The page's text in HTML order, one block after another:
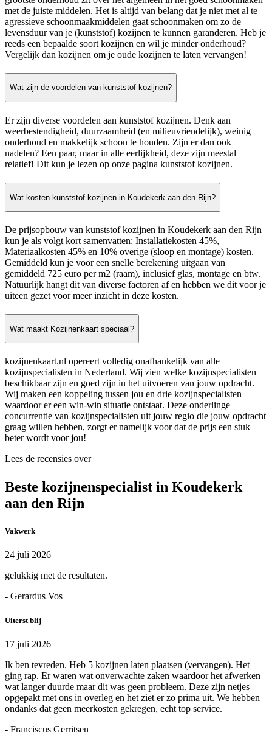
met de juiste middelen. Het is altijd van belang dat je niet met al te
agressieve schoonmaakmiddelen gaat schoonmaken om zo de
levensduur van je (kunststof) kozijnen te kunnen garanderen. Heb je
reeds een bepaalde soort kozijnen en wil je minder onderhoud?
Vergelijk dan kozijnen om je oude kozijnen te laten vervangen!
Wat zijn de voordelen van kunststof kozijnen?
Er zijn diverse voordelen aan kunststof kozijnen. Denk aan
weerbestendigheid, duurzaamheid (en milieuvriendelijk), weinig
onderhoud en makkelijk schoon te houden. Zijn er dan ook
nadelen? Een paar, maar in alle eerlijkheid, deze zijn meestal
relatief! Dit kun je lezen op onze pagina kunststof kozijnen.
Wat kosten kunststof kozijnen in Koudekerk aan den Rijn?
De prijsopbouw van kunststof kozijnen in Koudekerk aan den Rijn
kun je als volgt kort samenvatten: Installatiekosten 45%,
Materiaalkosten 45% en 10% overige (sloop en montage) kosten.
Gemiddeld kun je voor een snelle berekening uitgaan van
gemiddeld 725 euro per m2 (raam), inclusief glas, montage en btw.
Natuurlijk hangt dit van diverse factoren af en hebben we dit voor je
uiteen gezet voor meer inzicht in deze kosten.
Wat maakt Kozijnenkaart speciaal?
kozijnenkaart.nl opereert volledig onafhankelijk van alle
kozijnspecialisten in Nederland. Wij zien welke kozijnspecialisten
beschikbaar zijn en goed zijn in het uitvoeren van jouw opdracht.
Wij maken een koppeling tussen jou en drie kozijnspecialisten
waardoor er een win-win situatie ontstaat. Deze onderlinge
concurrentie van kozijnspecialisten uit jouw regio die jouw opdracht
graag willen hebben, zorgt er namelijk voor dat de prijs een stuk
beter wordt voor jou!
Lees de recensies over
Beste kozijnenspecialist in Koudekerk
aan den Rijn
Vakwerk
24 juli 2026
gelukkig met de resultaten.
- Gerardus Vos
Uiterst blij
17 juli 2026
Ik ben tevreden. Heb 5 kozijnen laten plaatsen (vervangen). Het
ging rap. Er waren wat onverwachte zaken waardoor het afwerken
wat langer duurde maar dit was geen probleem. Deze zijn netjes
opgepakt met ons in overleg en het ziet er zo prima uit. We hebben
ondanks dat geen meerkosten gekregen, echt top service.
- Franciscus Gerritsen